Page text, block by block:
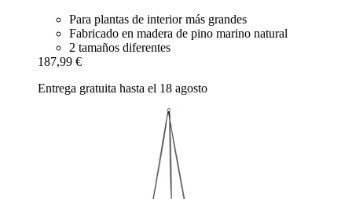
Para plantas de interior más grandes
Fabricado en madera de pino marino natural
2 tamaños diferentes
187,99 €
Entrega gratuita hasta el 18 agosto